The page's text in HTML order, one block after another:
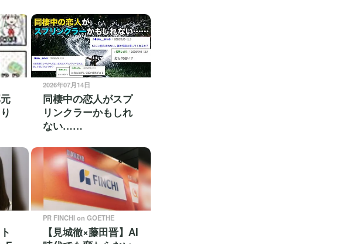
2026年07月14日
同棲中の恋人がスプ
リンクラーかもしれ
ない……
PR FINCHI on GOETHE
【見城徹×藤田晋】AI